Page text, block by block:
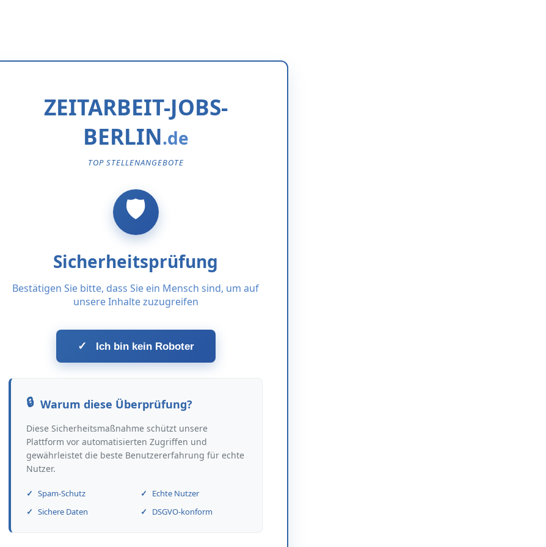
ZEITARBEIT-JOBS-
BERLIN
TOP STELLENANGEBOTE
Sicherheitsprüfung
Bestätigen Sie bitte, dass Sie ein Mensch sind, um auf
unsere Inhalte zuzugreifen
✓ Ich bin kein Roboter
Warum diese Überprüfung?
Diese Sicherheitsmaßnahme schützt unsere
Plattform vor automatisierten Zugriffen und
gewährleistet die beste Benutzererfahrung für echte
Nutzer.
Spam-Schutz
Echte Nutzer
Sichere Daten
DSGVO-konform